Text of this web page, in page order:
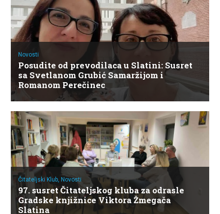
Novosti
Posudite od prevodilaca u Slatini: Susret
sa Svetlanom Grubić Samaržijom i
Romanom Perečinec
Čitateljski Klub,Novosti
97. susret Čitateljskog kluba za odrasle
Gradske knjižnice Viktora Žmegača
Slatina